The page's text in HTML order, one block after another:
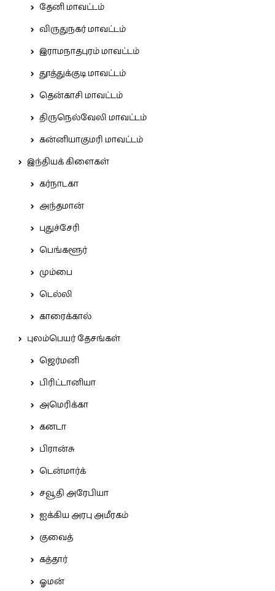
தேனி மாவட்டம்
விருதுநகர் மாவட்டம்
இராமநாதபுரம் மாவட்டம்
தூத்துக்குடி மாவட்டம்
தென்காசி மாவட்டம்
திருநெல்வேலி மாவட்டம்
கன்னியாகுமரி மாவட்டம்
இந்தியக் கிளைகள்
கர்நாடகா
அந்தமான்
புதுச்சேரி
பெங்களூர்
மும்பை
டெல்லி
காரைக்கால்
புலம்பெயர் தேசங்கள்
ஜெர்மனி
பிரிட்டானியா
அமெரிக்கா
கனடா
பிரான்சு
டென்மார்க்
சவூதி அரேபியா
ஐக்கிய அரபு அமீரகம்
குவைத்
கத்தார்
ஓமன்